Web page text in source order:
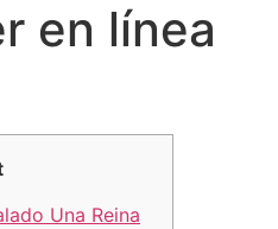
en línea
Una Reina